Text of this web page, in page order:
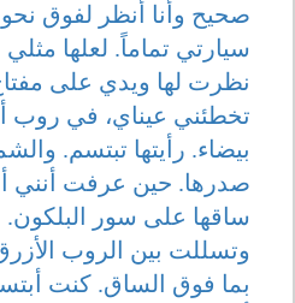
صحيح وأنا أنظر لفوق نحو
سيارتي تماماً. لعلها
نظرت لها ويدي على مفتاح
تخطئني عيناي، في روب
بيضاء. رأيتها تبتسم.
صدرها. حين عرفت أنني
ساقها على سور
وتسللت بين الروب
بما فوق الساق. كنت